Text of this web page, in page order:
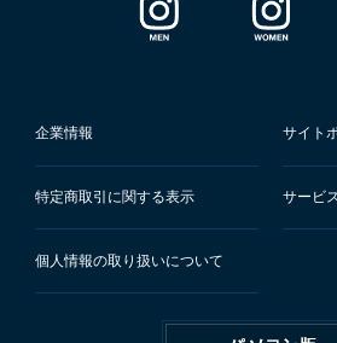
企業情報 サイト
特定商取引に関する表示 サービ
個人情報の取り扱いについて